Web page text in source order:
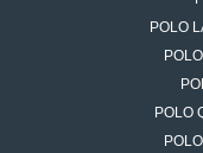
POLO
POLO